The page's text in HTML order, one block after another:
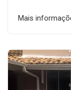
Mais